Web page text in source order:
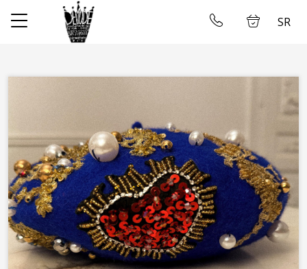
✕
O nama
Uzimanje mera
Galerija
Najam Venčanica
SR